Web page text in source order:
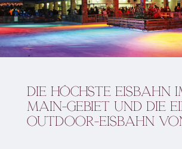
die höchste Eisbahn
Main-Gebiet und die
Outdoor-Eisbahn